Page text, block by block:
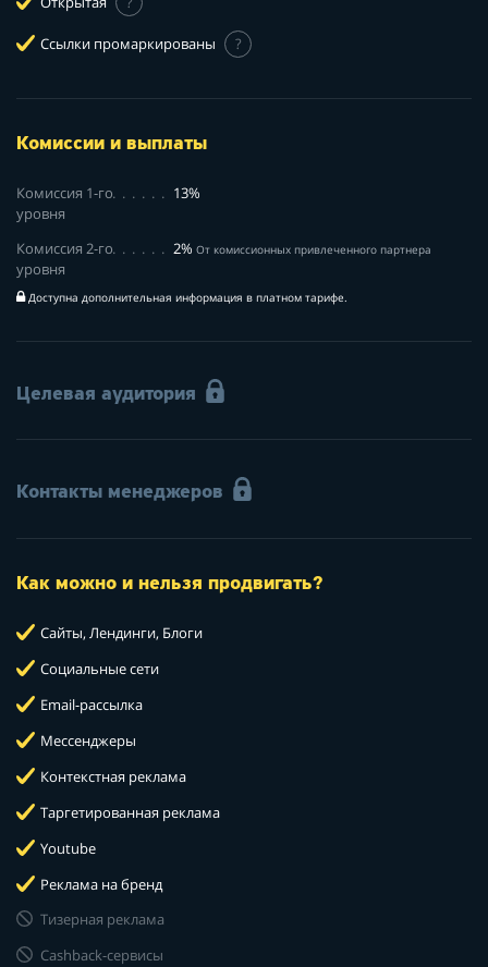
Ссылки промаркированы ?
Комиссии и выплаты
Комиссия 1-го
уровня
13%
Комиссия 2-го
уровня
2%От комиссионных привлеченного партнера
Доступна дополнительная информация в платном тарифе.
Целевая аудитория
Контакты менеджеров
Как можно и нельзя продвигать?
Сайты, Лендинги, Блоги
Социальные сети
Email-рассылка
Мессенджеры
Контекстная реклама
Таргетированная реклама
Youtube
Реклама на бренд
Тизерная реклама
Cashback-сервисы